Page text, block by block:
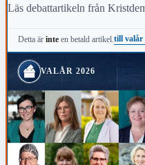
Läs debattartikeln från
Detta ärinte en betald artikel.till valår
VALÅR 2026